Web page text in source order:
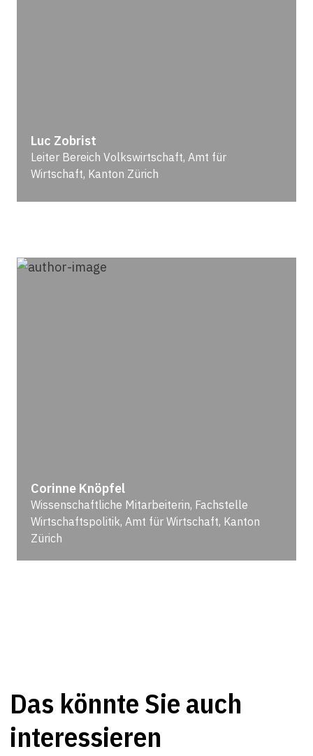
Luc Zobrist
Leiter Bereich Volkswirtschaft, Amt für
Wirtschaft, Kanton Zürich
Corinne Knöpfel
Wissenschaftliche Mitarbeiterin, Fachstelle
Wirtschaftspolitik, Amt für Wirtschaft, Kanton
Zürich
Das könnte Sie auch
interessieren